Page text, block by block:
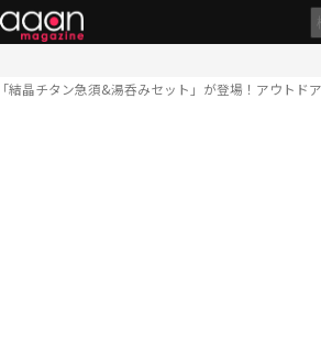
結晶チタン急須&湯呑みセット」が登場！アウトド